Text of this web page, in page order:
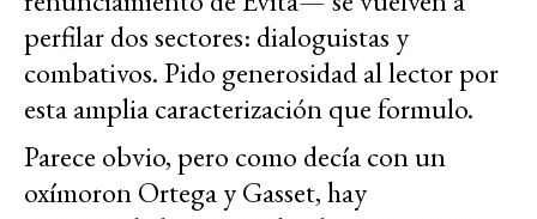
perfilar dos sectores: dialoguistas y
combativos. Pido generosidad al lector por
esta amplia caracterización que formulo.
Parece obvio, pero como decía con un
oxímoron Ortega y Gasset, hay